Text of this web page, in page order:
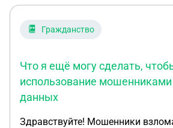
Гражданство
Что я ещё могу сделать,
использование
данных
Здравствуйте! Мошенники